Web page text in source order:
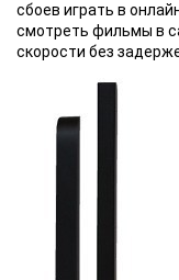
сбоев играть в
смотреть фильмы в
скорости без